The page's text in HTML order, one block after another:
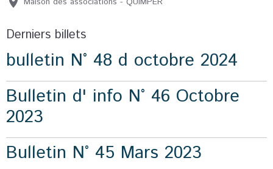
Derniers billets
bulletin N° 48 d octobre 2024
Bulletin d' info N° 46 Octobre
2023
Bulletin N° 45 Mars 2023